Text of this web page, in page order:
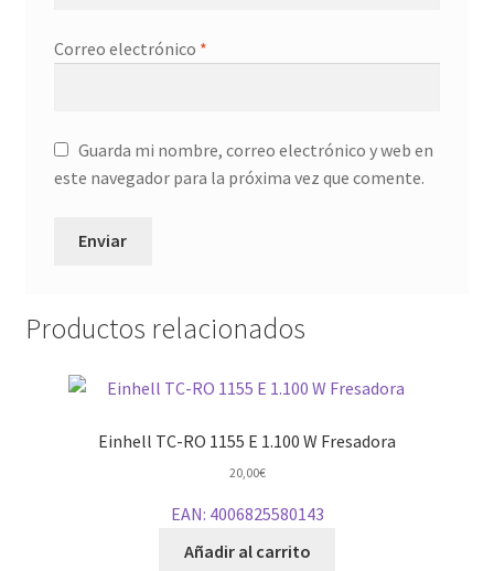
Correo electrónico *
Guarda mi nombre, correo electrónico y web en
este navegador para la próxima vez que comente.
Productos relacionados
Einhell TC-RO 1155 E 1.100 W Fresadora
20,00€
EAN: 4006825580143
Añadir al carrito